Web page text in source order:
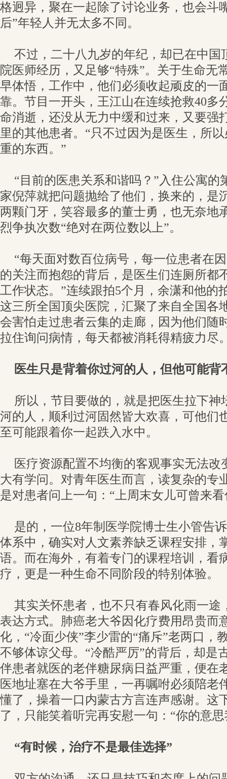
格迥异，聚在一起除了讨论业务，也会斗
后”年轻人并无太多不同。
不过，二十八九岁的年纪，却已在中国
院医师经历，又足够“特殊”。关于生命无
早体悟，工作中，他们必须收起顽皮的一
靠。节目一开头，王江山在连续抢救40多
命消逝，还没从无力中缓和过来，又要强
里的其他患者。“只不过因为是医生，所
重的东西。”
“目前的医患关系和谐吗？”入住公寓的
家倪萍就把问题抛给了他们，换来的，是
两颗门牙，笑容最多的董士勇，也无奈地
烈争执次数“绝对在两位数以上”。
“每天面对数百位病号，每一位患者在
的关注而抱怨的背后，是医生们连厕所都
工作状态。”连续跟拍5个月，余潇和他的
这三所全国顶尖医院，汇聚了来自全国各
会害怕走过患者云集的走廊，因为他们随
拉住询问病情，每天都被消耗得精疲力尽
医生只是背着你过河的人，但他可能背
所以，节目要做的，就是把医生拉下神
河的人，顺利过河固然皆大欢喜，可他们
至可能跟着你一起跌入水中。
医疗资源配置不均衡的客观事实无法改
大有学问。对青年医生而言，读复杂的专
是对患者问上一句：“上周末女儿可曾来看
是的，一位8年制医学院博士生小管告
体系中，确实对人文素养缺乏课程安排，
语。而在海外，有着专门的课程培训，看
疗，更是一种生命不同阶段的特别体验。
其实关怀患者，也不只有春风化雨一途
表达方式。肺癌老大爷因化疗费用昂贵而
化，“冷面少侠”李少雷的“痛斥”老两口，
不够体谅父母。“冷酷严厉”的背后，却是
伴患者就医的老伴糖尿病日益严重，便在
医地址塞在大爷手里，一再嘱咐必须陪老
懂了，操着一口内蒙古方言连声感谢。这
了，只能笑着听完再安慰一句：“你的意
“有时候，治疗不是最佳选择”